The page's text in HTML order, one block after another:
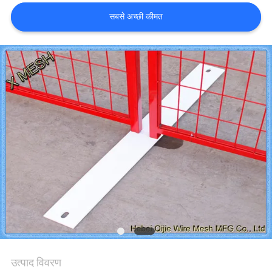
एक
उद्धरण
का
अनुरोध
करें
साइटमैप
PRIVACY
POLICY
सबसे अच्छी कीमत
उत्पाद विवरण